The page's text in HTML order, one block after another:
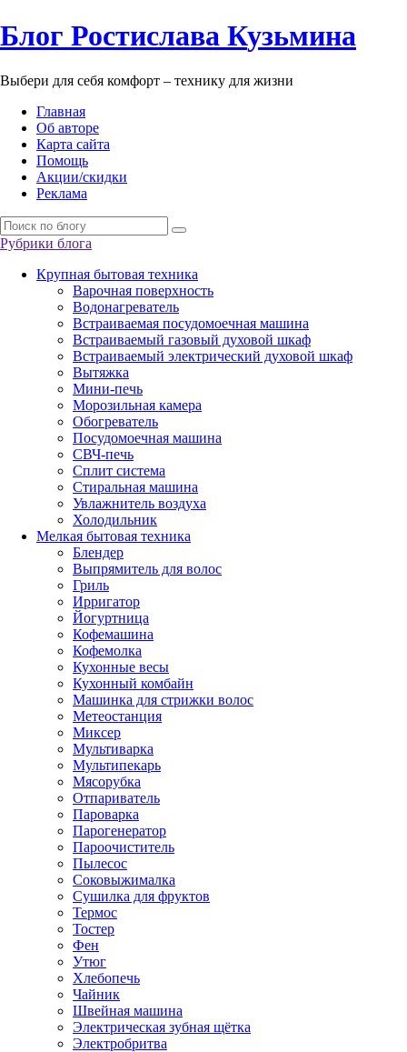
Блог Ростислава Кузьмина
Выбери для себя комфорт – технику для жизни
Главная
Об авторе
Карта сайта
Помощь
Акции/скидки
Реклама
Рубрики блога
Крупная бытовая техника
Варочная поверхность
Водонагреватель
Встраиваемая посудомоечная машина
Встраиваемый газовый духовой шкаф
Встраиваемый электрический духовой шкаф
Вытяжка
Мини-печь
Морозильная камера
Обогреватель
Посудомоечная машина
СВЧ-печь
Сплит система
Стиральная машина
Увлажнитель воздуха
Холодильник
Мелкая бытовая техника
Блендер
Выпрямитель для волос
Гриль
Ирригатор
Йогуртница
Кофемашина
Кофемолка
Кухонные весы
Кухонный комбайн
Машинка для стрижки волос
Метеостанция
Миксер
Мультиварка
Мультипекарь
Мясорубка
Отпариватель
Пароварка
Парогенератор
Пароочиститель
Пылесос
Соковыжималка
Сушилка для фруктов
Термос
Тостер
Фен
Утюг
Хлебопечь
Чайник
Швейная машина
Электрическая зубная щётка
Электробритва